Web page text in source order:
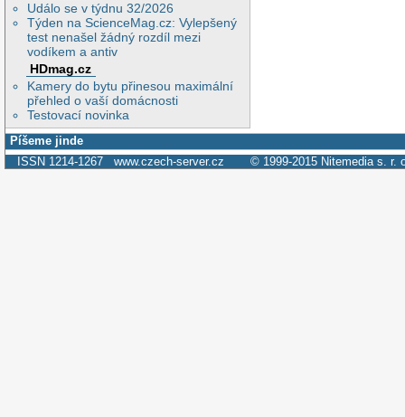
Událo se v týdnu 32/2026
Týden na ScienceMag.cz: Vylepšený
test nenašel žádný rozdíl mezi
vodíkem a antiv
HDmag.cz
Kamery do bytu přinesou maximální
přehled o vaší domácnosti
Testovací novinka
Píšeme jinde
ISSN 1214-1267 www.czech-server.cz © 1999-2015 Nitemedia s. r.